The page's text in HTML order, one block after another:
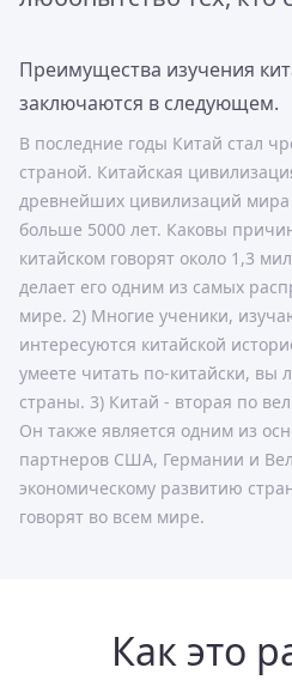
Преимущества изучения
заключаются в следующем.
В последние годы Китай стал
страной. Китайская
древнейших цивилизаций мира
больше 5000 лет. Каковы
китайском говорят около 1,3
делает его одним из самых
мире. 2) Многие ученики,
интересуются китайской
умеете читать по-китайски,
страны. 3) Китай - вторая по
Он также является одним из
партнеров США, Германии и
экономическому развитию
говорят во всем мире.
Как это